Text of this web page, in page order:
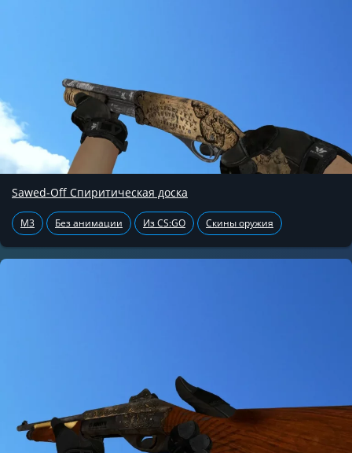
Sawed-Off Спиритическая доска
M3 Без анимации Из CS:GO Скины оружия